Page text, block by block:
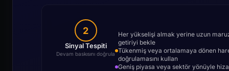
2
Sinyal Tespiti
Devam baskısını doğrula
Her yükselişi almak yerine uzun
getiriyi bekle
Tükenmiş veya ortalamaya dönen
doğrulamasını kullan
Geniş piyasa veya sektör yönüyle